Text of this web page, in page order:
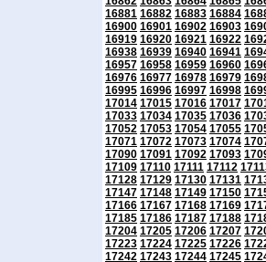
16881 16882 16883 16884
16900 16901 16902 16903
16919 16920 16921 16922
16938 16939 16940 16941
16957 16958 16959 16960
16976 16977 16978 16979
16995 16996 16997 16998
17014 17015 17016 17017
17033 17034 17035 17036
17052 17053 17054 17055
17071 17072 17073 17074
17090 17091 17092 17093
17109 17110 17111 17112
17128 17129 17130 17131
17147 17148 17149 17150
17166 17167 17168 17169
17185 17186 17187 17188
17204 17205 17206 17207
17223 17224 17225 17226
17242 17243 17244 17245